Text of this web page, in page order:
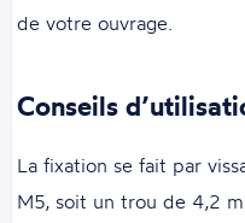
de votre ouvrage.
Conseils
La fixation se fait par
M5, soit un trou de 4,2